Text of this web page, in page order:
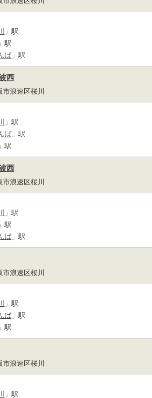
」駅
」駅
ば 」駅
西
浪速区桜川
」駅
ば 」駅
」駅
西
浪速区桜川
」駅
」駅
ば 」駅
浪速区桜川
」駅
ば 」駅
」駅
浪速区桜川
」駅